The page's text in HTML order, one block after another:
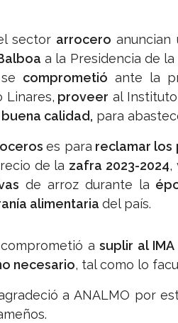
sector arrocero anuncian
a la Presidencia de la
comprometió ante la
Linares, proveer al
buena calidad, para
es para reclamar los
de la zafra 2023-2024,
de arroz durante la
alimentaria del país.
a suplir al IMA
necesario, tal como lo
a ANALMO por